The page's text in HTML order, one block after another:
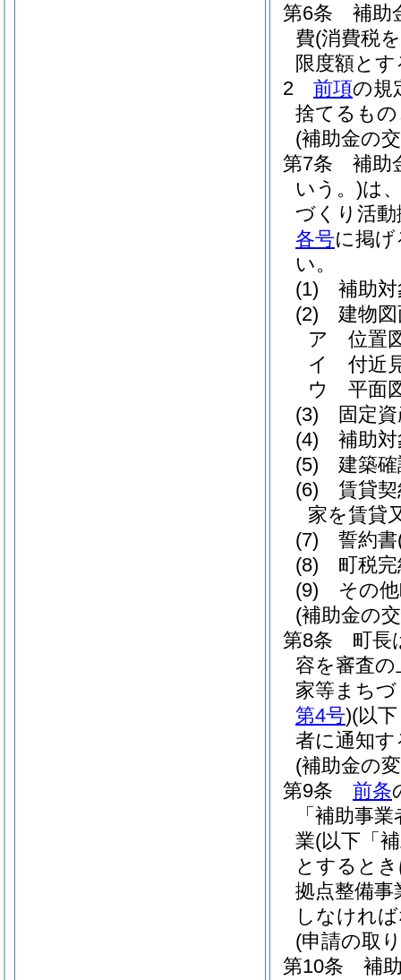
第6条
補助
費(消費税
限度額とす
2
前項の規
捨てるも
(補助金の
第7条
補助
いう。)は
づくり活動
各号に掲
い。
(1)
補助
(2)
建物
ア
位置
イ
付近
ウ
平面
(3)
固定
(4)
補助
(5)
建築
(6)
賃貸
家を賃貸
(7)
誓約書
(8)
町税
(9)
その
(補助金の
第8条
町長
容を審査
家等まち
第4号)(以
者に通知
(補助金の
第9条
前条
「補助事
業(以下「
とすると
拠点整備事
しなけれ
(申請の取
第10条
補